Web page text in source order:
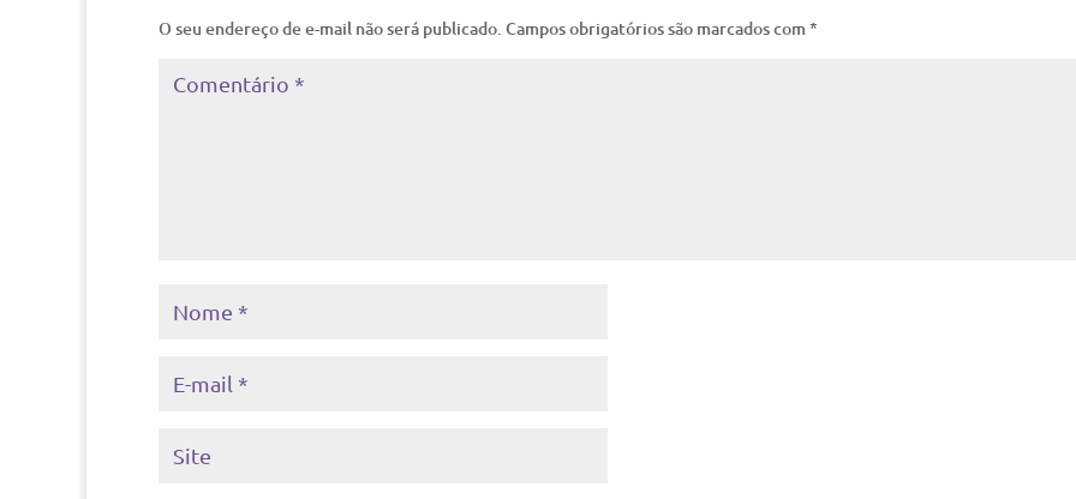
O seu endereço de e-mail não será publicado. Campos obrigatórios são marcados com *